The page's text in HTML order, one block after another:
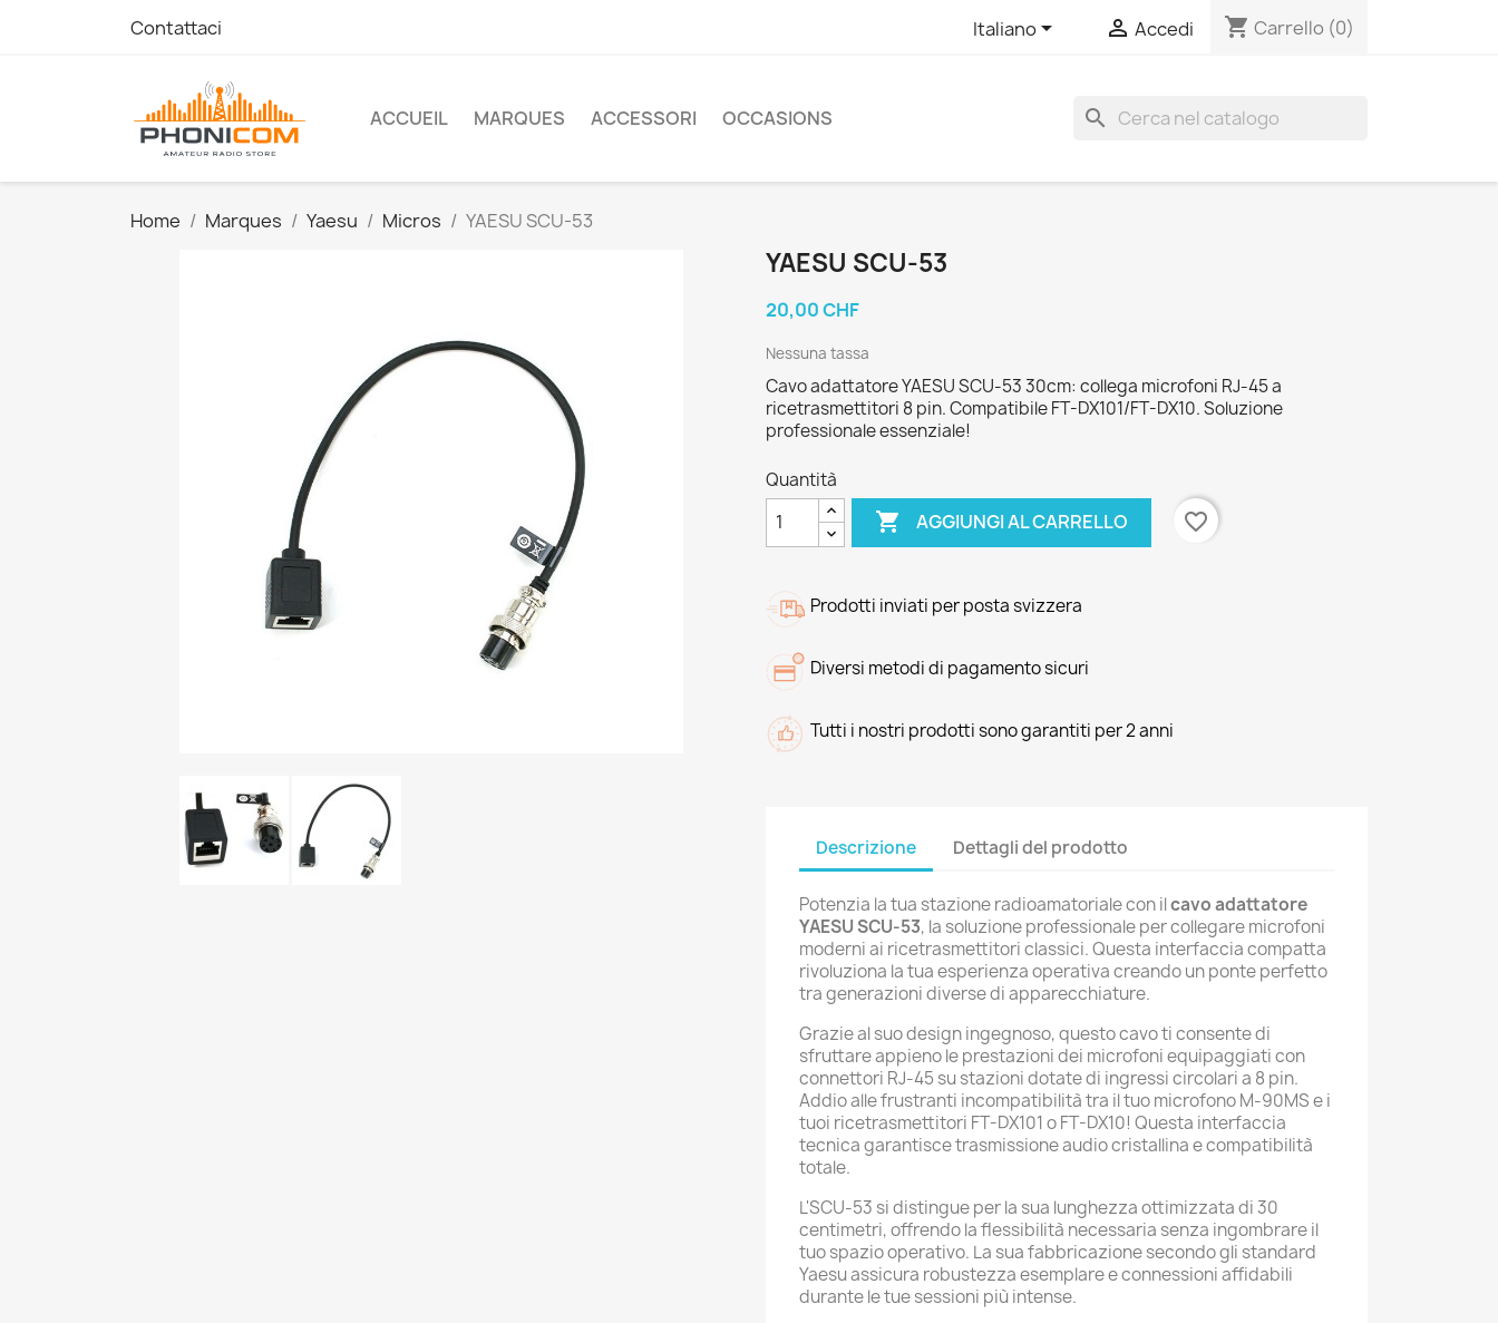
Contattaci Italiano  Accedi shopping_cart Carrello (0)
ACCUEIL MARQUES ACCESSORI OCCASIONS search
Home Marques Yaesu Micros YAESU SCU-53
YAESU SCU-53
20,00 CHF
Nessuna tassa
Cavo adattatore YAESU SCU-53 30cm: collega microfoni RJ-45 a
ricetrasmettitori 8 pin. Compatibile FT-DX101/FT-DX10. Soluzione
professionale essenziale!
Quantità
 AGGIUNGI AL CARRELLO favorite_border
Prodotti inviati per posta svizzera
Diversi metodi di pagamento sicuri
Tutti i nostri prodotti sono garantiti per 2 anni
Descrizione Dettagli del prodotto
Potenzia la tua stazione radioamatoriale con ilcavo adattatore
YAESU SCU-53, la soluzione professionale per collegare microfoni
moderni ai ricetrasmettitori classici. Questa interfaccia compatta
rivoluziona la tua esperienza operativa creando un ponte perfetto
tra generazioni diverse di apparecchiature.
Grazie al suo design ingegnoso, questo cavo ti consente di
sfruttare appieno le prestazioni dei microfoni equipaggiati con
connettori RJ-45 su stazioni dotate di ingressi circolari a 8 pin.
Addio alle frustranti incompatibilità tra il tuo microfono M-90MS e i
tuoi ricetrasmettitori FT-DX101 o FT-DX10! Questa interfaccia
tecnica garantisce trasmissione audio cristallina e compatibilità
totale.
L'SCU-53 si distingue per la sua lunghezza ottimizzata di 30
centimetri, offrendo la flessibilità necessaria senza ingombrare il
tuo spazio operativo. La sua fabbricazione secondo gli standard
Yaesu assicura robustezza esemplare e connessioni affidabili
durante le tue sessioni più intense.